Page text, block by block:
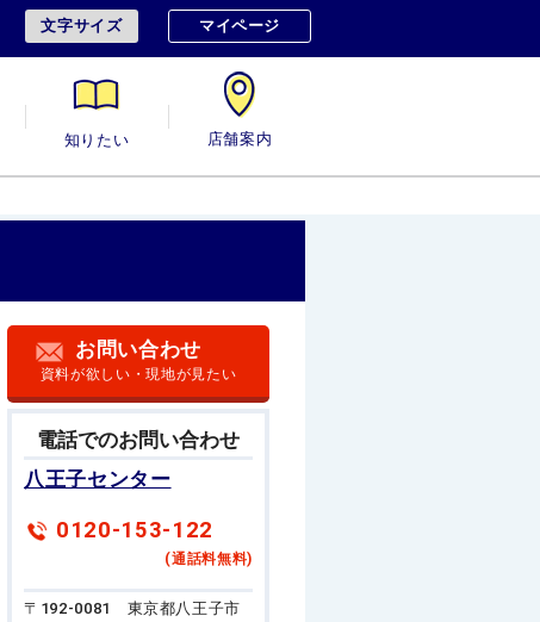
文字サイズ マイページ
知りたい 店舗案内
お問い合わせ
資料が欲しい・現地が見たい
電話でのお問い合わせ
八王子センター
0120-153-122
(通話料無料)
〒192-0081 東京都八王子市